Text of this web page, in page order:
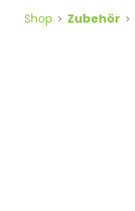
Shop Zubehör